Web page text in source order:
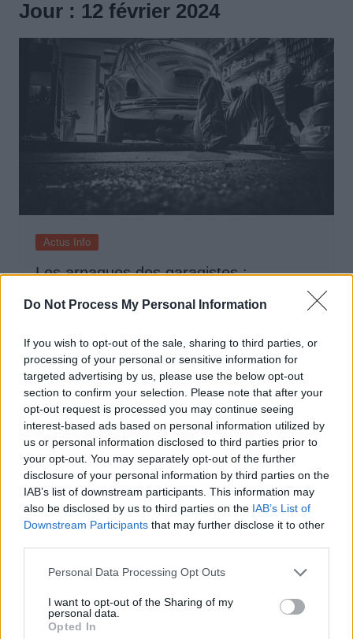
Do Not Process My Personal Information
If you wish to opt-out of the sale, sharing to third parties, or
processing of your personal or sensitive information for
targeted advertising by us, please use the below opt-out
section to confirm your selection. Please note that after your
opt-out request is processed you may continue seeing
interest-based ads based on personal information utilized by
us or personal information disclosed to third parties prior to
your opt-out. You may separately opt-out of the further
disclosure of your personal information by third parties on the
IAB’s list of downstream participants. This information may
also be disclosed by us to third parties on the IAB’s List of
Downstream Participants that may further disclose it to other
Personal Data Processing Opt Outs
I want to opt-out of the Sharing of my
personal data.
Opted In
Jour : 12 février 2024
Actus Info
Les arnaques des garagistes :
Actus Info
Les Plus Grands Salons de l’Auto dans
le Monde